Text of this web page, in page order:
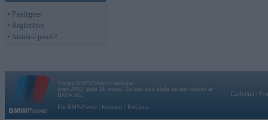
• Pieslēgties
• Reģistrēties
• Aizmirsi paroli?
Vortāls BMWPower.lv darbojas
kopš 2002. gada 14. maija. Tas nav auto klubs un nav saistīts ar
BMW AG.
Par BMWPower
Kontakti Reklāma
Galvena